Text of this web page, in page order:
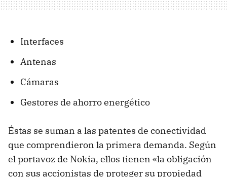
Interfaces
Antenas
Cámaras
Gestores de ahorro energético
Éstas se suman a las patentes de conectividad
que comprendieron la primera demanda. Según
el portavoz de Nokia, ellos tienen «la obligación
con sus accionistas de proteger su propiedad